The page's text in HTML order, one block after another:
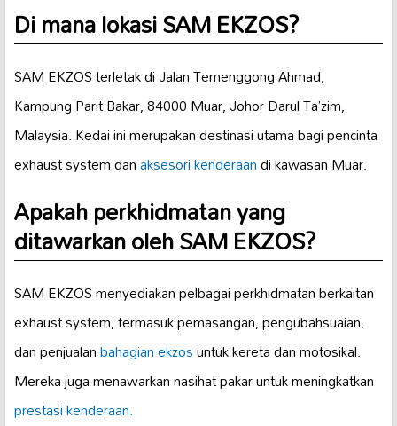
Di mana lokasi SAM EKZOS?
SAM EKZOS terletak di Jalan Temenggong Ahmad,
Kampung Parit Bakar, 84000 Muar, Johor Darul Ta’zim,
Malaysia. Kedai ini merupakan destinasi utama bagi pencinta
exhaust system danaksesori kenderaandi kawasan Muar.
Apakah perkhidmatan yang
ditawarkan oleh SAM EKZOS?
SAM EKZOS menyediakan pelbagai perkhidmatan berkaitan
exhaust system, termasuk pemasangan, pengubahsuaian,
dan penjualanbahagian ekzosuntuk kereta dan motosikal.
Mereka juga menawarkan nasihat pakar untuk meningkatkan
prestasi kenderaan.